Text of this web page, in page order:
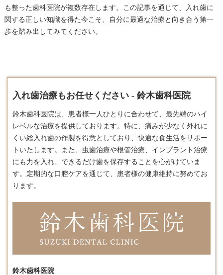
も整った歯科医院が複数存在します。この記事を通じて、入れ歯に
関する正しい知識を得た今こそ、自分に最適な治療と向き合う第一
歩を踏み出してみてください。
入れ歯治療もお任せください - 鈴木歯科医院
鈴木歯科医院は、患者様一人ひとりに合わせて、最先端のハイ
レベルな治療を提供しております。​特に、痛みが少なく外れに
くい総入れ歯の作製を得意としており、快適な食生活をサポー
トいたします。​また、虫歯治療や根管治療、インプラント治療
にも力を入れ、できるだけ歯を保存することを心がけていま
す。​定期的な口腔ケアを通じて、患者様の健康維持に努めてお
ります。
鈴木歯科医院